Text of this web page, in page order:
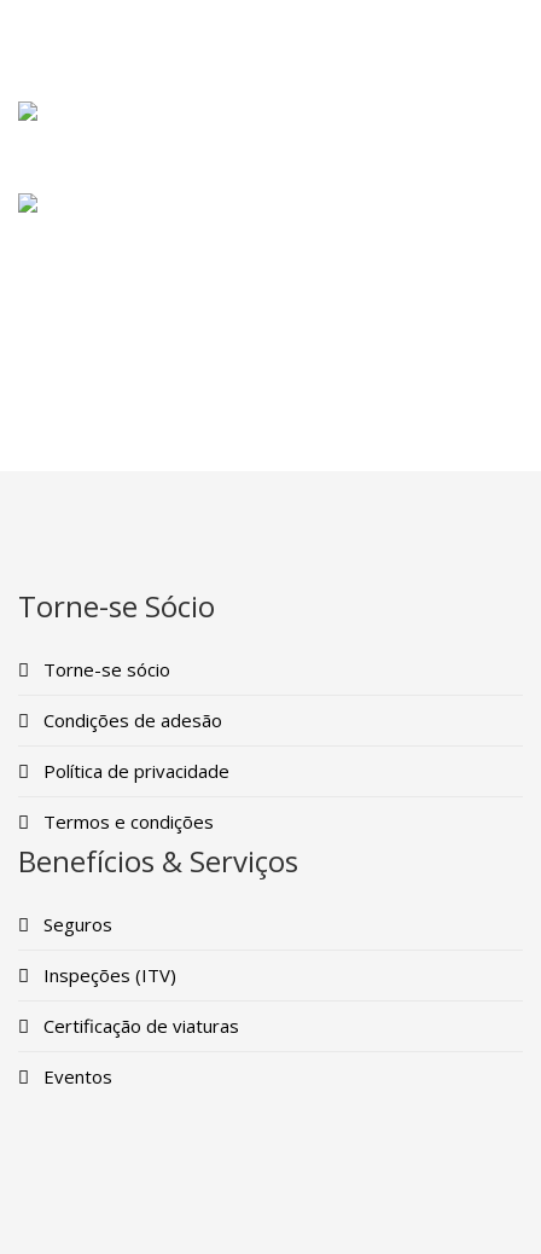
Torne-se Sócio
Torne-se sócio
Condições de adesão
Política de privacidade
Termos e condições
Benefícios & Serviços
Seguros
Inspeções (ITV)
Certificação de viaturas
Eventos